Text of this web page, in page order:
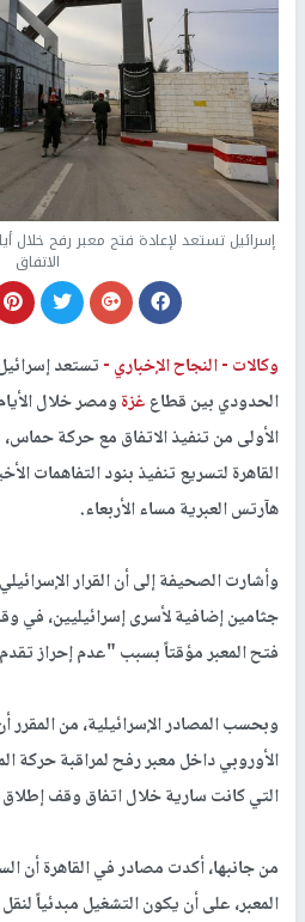
إسرائيل تستعد لإعادة فتح معبر رفح خلال
الاتفاق
وكالات -النجاح الإخباري -تستعد
الحدودي بين قطاعغزةومصر خلال
الأولى من تنفيذ الاتفاق مع حركة
القاهرة لتسريع تنفيذ بنود التفاهمات
هآرتس العبرية مساء الأربعاء.
وأشارت الصحيفة إلى أن القرار
جثامين إضافية لأسرى إسرائيليين، في
فتح المعبر مؤقتاً بسبب "عدم إحراز
وبحسب المصادر الإسرائيلية، من المقرر
الأوروبي داخل معبر رفح لمراقبة حركة
التي كانت سارية خلال اتفاق وقف إطلاق
من جانبها، أكدت مصادر في القاهرة أن
المعبر، على أن يكون التشغيل مبدئياً